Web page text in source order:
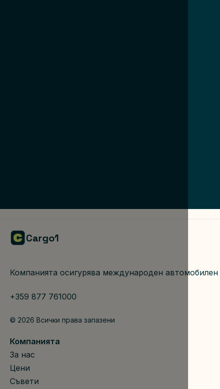
Cargo1
Компанията осигурява международен
+359 877 761000
© 2026 Всички права запазени
Компанията
За нас
Цени
Съвети